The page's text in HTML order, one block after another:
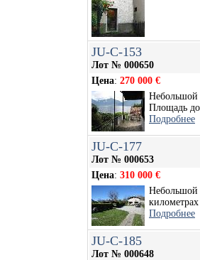
JU-C-153
Лот № 000650
Цена: 270 000 €
Небольшой
Площадь
Подробнее
JU-C-177
Лот № 000653
Цена: 310 000 €
Небольшой
Подробнее
JU-C-185
Лот № 000648